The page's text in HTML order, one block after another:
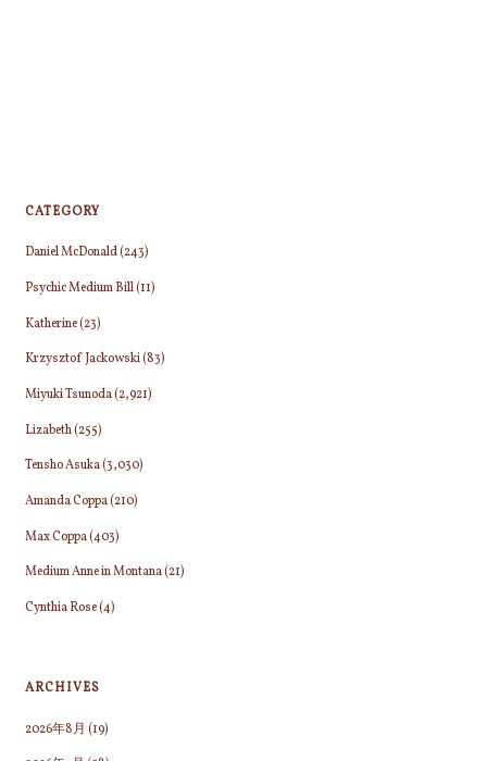
CATEGORY
Daniel McDonald(243)
Psychic Medium Bill(11)
Katherine(23)
Krzysztof Jackowski(83)
Miyuki Tsunoda(2,921)
Lizabeth(255)
Tensho Asuka(3,030)
Amanda Coppa(210)
Max Coppa(403)
Medium Anne in Montana(21)
Cynthia Rose(4)
ARCHIVES
2026年8月 (19)